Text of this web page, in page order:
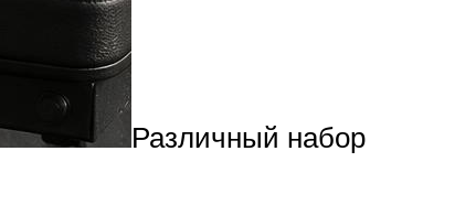
Различный набор